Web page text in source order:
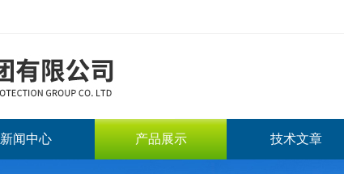
新闻中心 产品展示 技术文章